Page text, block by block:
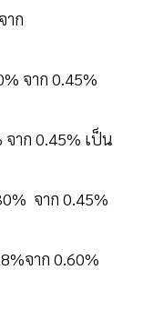
าก
จาก 0.45%
าก 0.45% เป็น
จาก 0.45%
จาก 0.60%